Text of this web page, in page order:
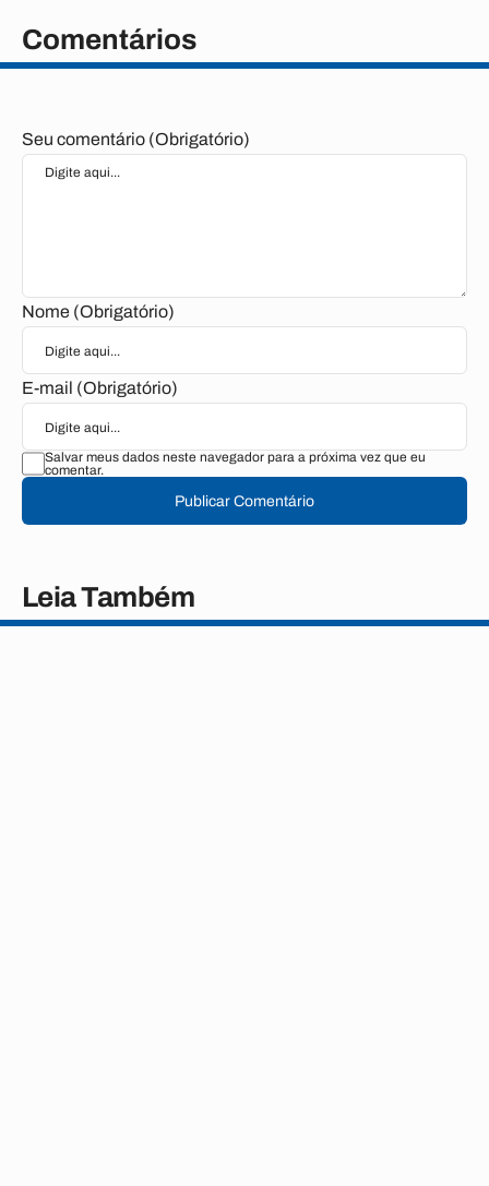
Comentários
Seu comentário (Obrigatório)
Nome (Obrigatório)
E-mail (Obrigatório)
Salvar meus dados neste navegador para a próxima vez que eu
comentar.
Publicar Comentário
Leia Também